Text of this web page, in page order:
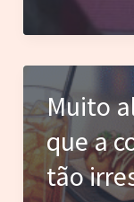
e
cafeína:
por
que
personagens
como
Lorelai
Muito
que a
tão